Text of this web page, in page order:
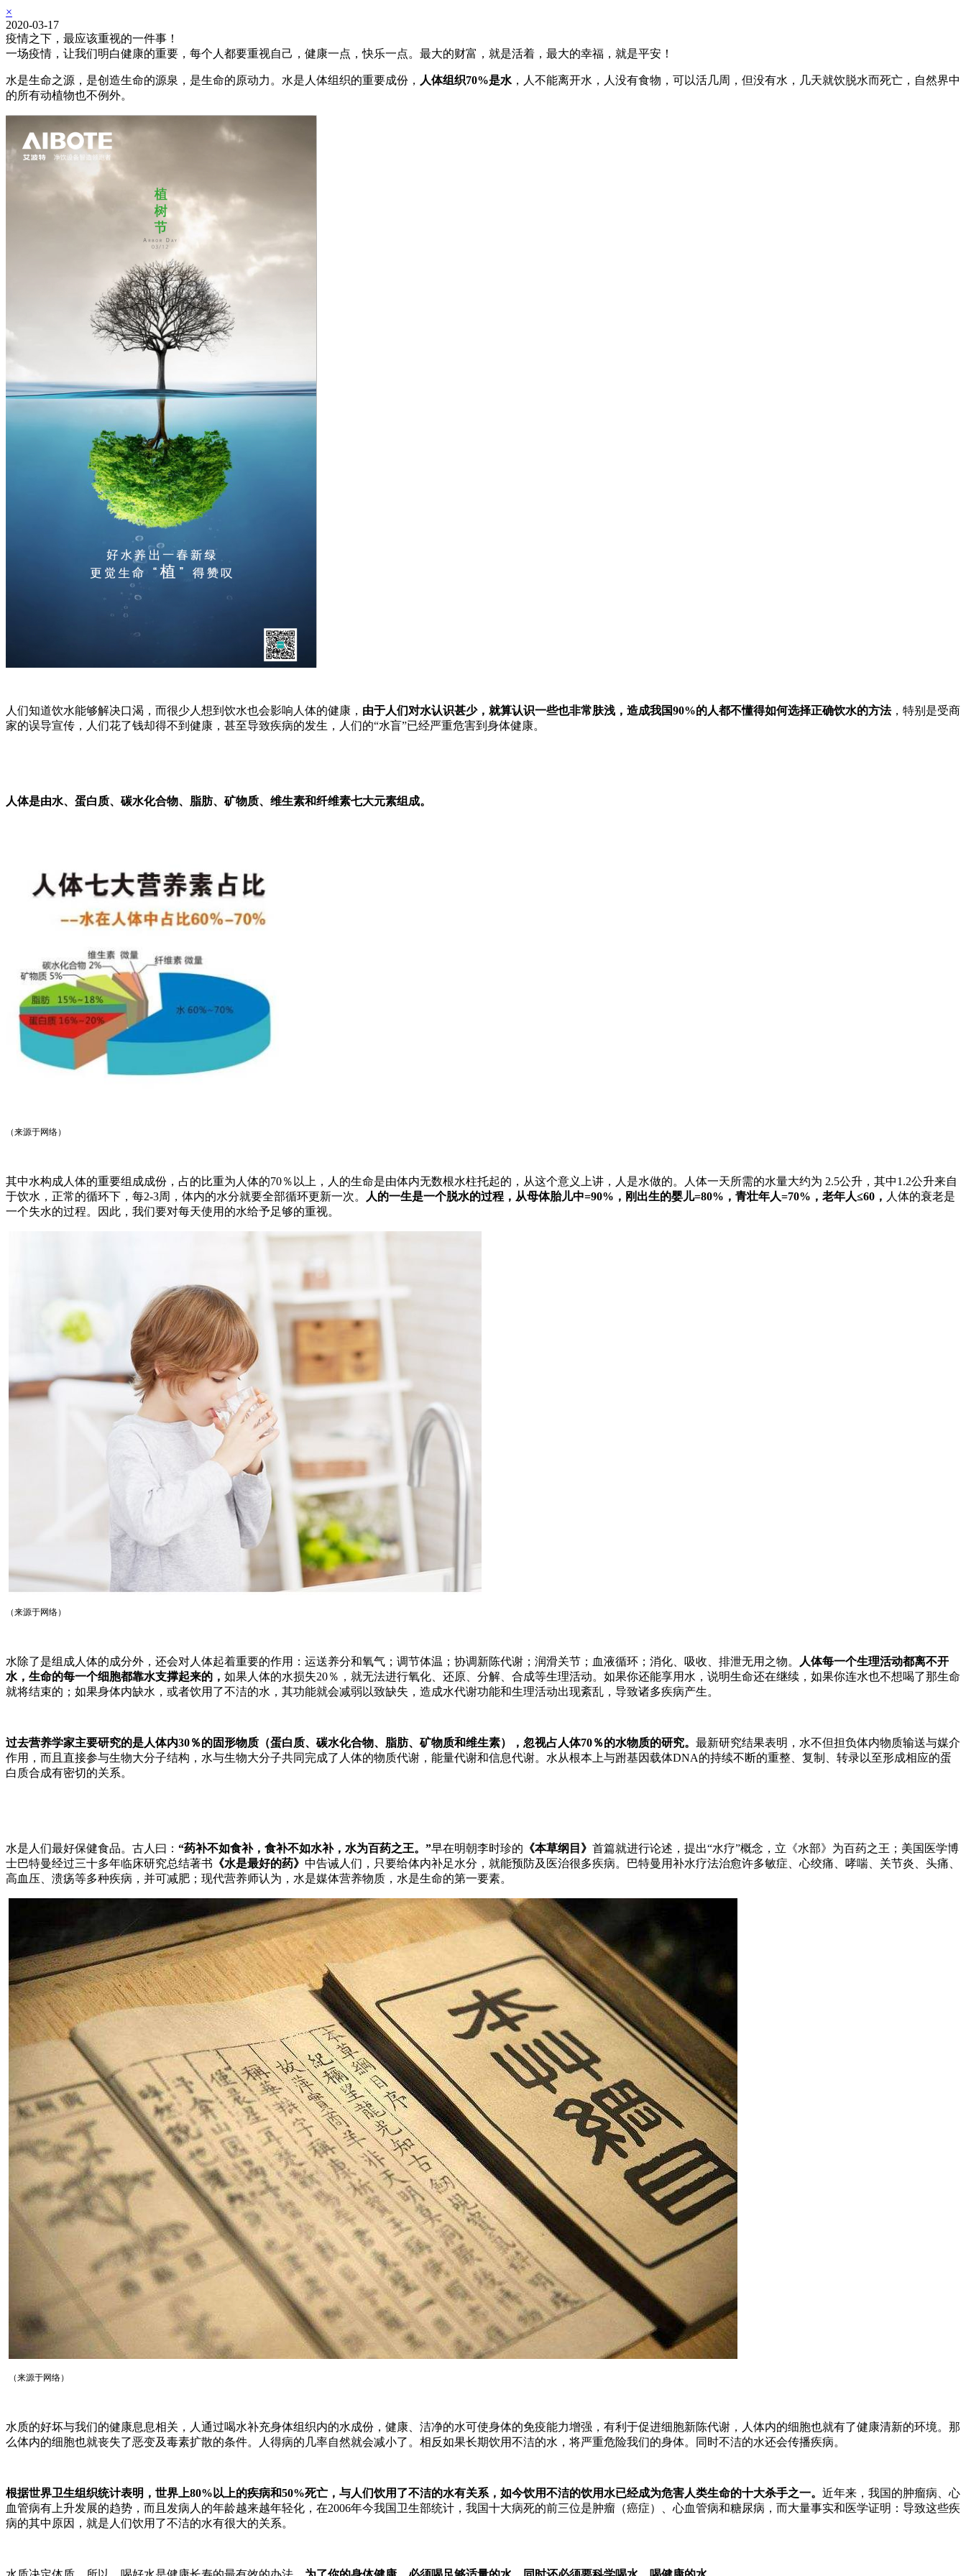
×
2020-03-17
疫情之下，最应该重视的一件事！
一场疫情，让我们明白健康的重要，每个人都要重视自己，健康一点，快乐一点。最大的财富，就是活着，最大的幸福，就是平安！
水是生命之源，是创造生命的源泉，是生命的原动力。水是人体组织的重要成份， 人体组织70%是水 ，人不能离开水，人没有食物，可以活几周，但没有水，几天就饮脱水而死亡，自然界中
的所有动植物也不例外。
人们知道饮水能够解决口渴，而很少人想到饮水也会影响人体的健康， 由于人们对水认识甚少，就算认识一些也非常肤浅，造成我国90%的人都不懂得如何选择正确饮水的方法，特别是受商
家的误导宣传，人们花了钱却得不到健康，甚至导致疾病的发生，人们的“水盲”已经严重危害到身体健康。
人体是由水、蛋白质、碳水化合物、脂肪、矿物质、维生素和纤维素七大元素组成。
（来源于网络）
其中水构成人体的重要组成成份，占的比重为人体的70％以上，人的生命是由体内无数根水柱托起的，从这个意义上讲，人是水做的。人体一天所需的水量大约为 2.5公升，其中1.2公升来自
于饮水，正常的循环下，每2-3周，体内的水分就要全部循环更新一次。
人的一生是一个脱水的过程，从母体胎儿中=90%，刚出生的婴儿=80%，青壮年人=70%，老年人≤60， 人体的衰老是
一个失水的过程。因此，我们要对每天使用的水给予足够的重视。
（来源于网络）
水除了是组成人体的成分外，还会对人体起着重要的作用：运送养分和氧气；调节体温；协调新陈代谢；润滑关节；血液循环；消化、吸收、排泄无用之物。
人体每一个生理活动都离不开
水，生命的每一个细胞都靠水支撑起来的， 如果人体的水损失20％，就无法进行氧化、还原、分解、合成等生理活动。如果你还能享用水，说明生命还在继续，如果你连水也不想喝了那生命
就将结束的；如果身体内缺水，或者饮用了不洁的水，其功能就会减弱以致缺失，造成水代谢功能和生理活动出现紊乱，导致诸多疾病产生。
过去营养学家主要研究的是人体内30％的固形物质（蛋白质、碳水化合物、脂肪、矿物质和维生素），忽视占人体70％的水物质的研究。 最新研究结果表明，水不但担负体内物质输送与媒介
作用，而且直接参与生物大分子结构，水与生物大分子共同完成了人体的物质代谢，能量代谢和信息代谢。水从根本上与跗基因载体DNA的持续不断的重整、复制、转录以至形成相应的蛋
白质合成有密切的关系。
水是人们最好保健食品。古人曰： “药补不如食补，食补不如水补，水为百药之王。”早在明朝李时珍的 《本草纲目》 首篇就进行论述，提出“水疗”概念，立《水部》为百药之王；美国医学博
士巴特曼经过三十多年临床研究总结著书 《水是最好的药》 中告诫人们，只要给体内补足水分，就能预防及医治很多疾病。巴特曼用补水疗法治愈许多敏症、心绞痛、哮喘、关节炎、头痛、
高血压、溃疡等多种疾病，并可减肥；现代营养师认为，水是媒体营养物质，水是生命的第一要素。
（来源于网络）
水质的好坏与我们的健康息息相关，人通过喝水补充身体组织内的水成份，健康、洁净的水可使身体的免疫能力增强，有利于促进细胞新陈代谢，人体内的细胞也就有了健康清新的环境。那
么体内的细胞也就丧失了恶变及毒素扩散的条件。人得病的几率自然就会减小了。相反如果长期饮用不洁的水，将严重危险我们的身体。同时不洁的水还会传播疾病。
根据世界卫生组织统计表明，世界上80%以上的疾病和50%死亡，与人们饮用了不洁的水有关系，如今饮用不洁的饮用水已经成为危害人类生命的十大杀手之一。 近年来，我国的肿瘤病、心
血管病有上升发展的趋势，而且发病人的年龄越来越年轻化，在2006年今我国卫生部统计，我国十大病死的前三位是肿瘤（癌症）、心血管病和糖尿病，而大量事实和医学证明：导致这些疾
病的其中原因，就是人们饮用了不洁的水有很大的关系。